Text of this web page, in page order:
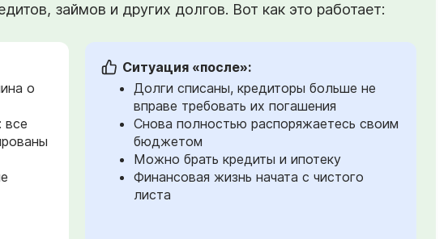
займов и других долгов. Вот как это работает:
о
все
Ситуация «после»:
Долги списаны, кредиторы больше не
вправе требовать их погашения
Снова полностью распоряжаетесь своим
бюджетом
Можно брать кредиты и ипотеку
Финансовая жизнь начата с чистого
листа